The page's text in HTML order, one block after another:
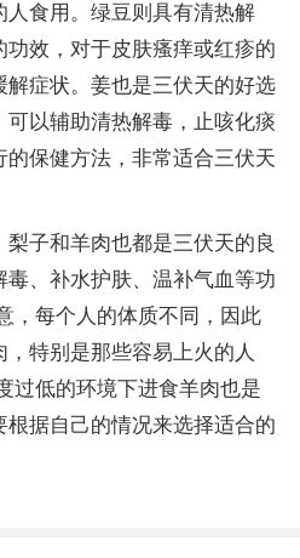
人食用。绿豆则具有清热解
效，对于皮肤瘙痒或红疹的
解症状。姜也是三伏天的好选
以辅助清热解毒，止咳化痰
保健方法，非常适合三伏天
子和羊肉也都是三伏天的良
、补水护肤、温补气血等功
，每个人的体质不同，因此
特别是那些容易上火的人
过低的环境下进食羊肉也是
据自己的情况来选择适合的